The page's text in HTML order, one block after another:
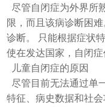
尽管自闭症为外界所
限，而且该病诊断困难
诊断。
只能根据症状
使在发达国家，自闭症
儿童自闭症的原因
尽管目前无法通过单
特征、病史数据和社